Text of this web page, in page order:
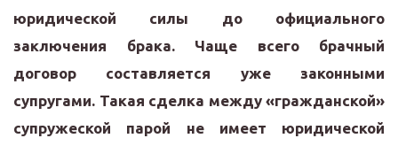
юридической силы до официального
заключения брака. Чаще всего брачный
договор составляется уже законными
супругами. Такая сделка между «гражданской»
супружеской парой не имеет юридической